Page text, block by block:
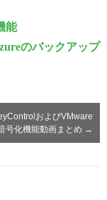
能
のバックアップ
およびVMware
号化機能動画まとめ →